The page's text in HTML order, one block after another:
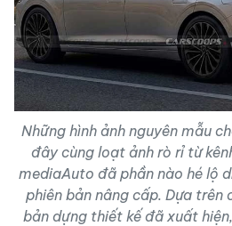
Những hình ảnh nguyên mẫu
đây cùng loạt ảnh rò rỉ từ
mediaAuto đã phần nào hé lộ
phiên bản nâng cấp. Dựa trên
bản dựng thiết kế đã xuất